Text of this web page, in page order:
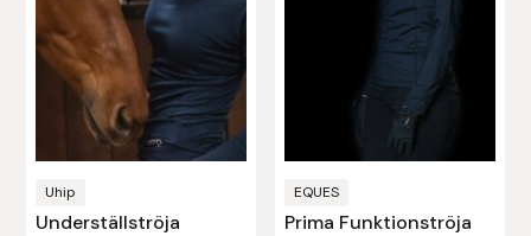
Uhip
Underställströja
olika
alternativen
på
produktsidan
EQUES
Prima Funktionströja
på
produktsidan